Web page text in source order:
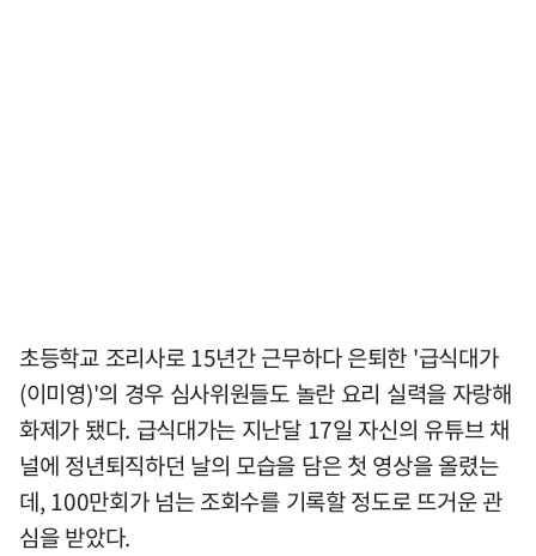
초등학교 조리사로 15년간 근무하다 은퇴한 '급식대가
(이미영)'의 경우 심사위원들도 놀란 요리 실력을 자랑해
화제가 됐다. 급식대가는 지난달 17일 자신의 유튜브 채
널에 정년퇴직하던 날의 모습을 담은 첫 영상을 올렸는
데, 100만회가 넘는 조회수를 기록할 정도로 뜨거운 관
심을 받았다.